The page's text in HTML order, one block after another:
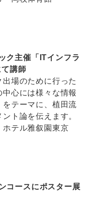
ク主催「ITインフラ
講師
出場のために行った
心には様々な情報
をテーマに、植田流
ト論を伝えます。
ホテル雅叙園東京
コースにポスター展